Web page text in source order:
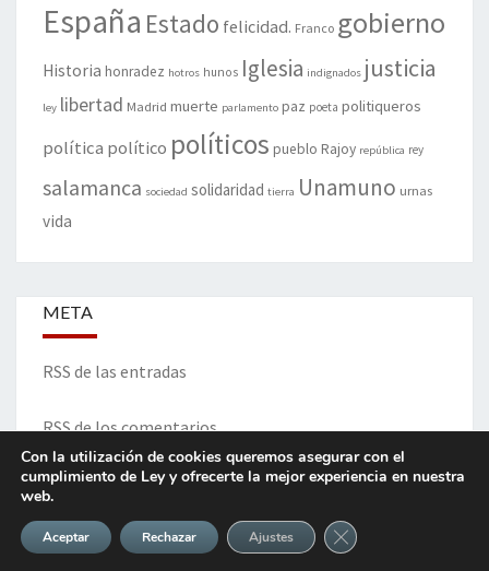
España Estado felicidad. Franco gobierno
Historia honradez hotros hunos Iglesia indignados justicia
ley libertad Madrid muerte parlamento paz poeta politiqueros
política político políticos pueblo Rajoy república rey
salamanca sociedad solidaridad tierra Unamuno urnas
vida
META
RSS de las entradas
RSS de los comentarios
Con la utilización de cookies queremos asegurar con el
cumplimiento de Ley y ofrecerte la mejor experiencia en nuestra
web.
Aceptar Rechazar Ajustes Cerrar el banner de